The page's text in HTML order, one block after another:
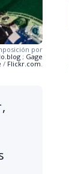
por
; Gage
/ Flickr.com.